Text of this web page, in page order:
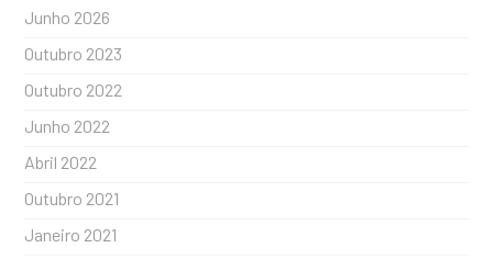
Junho 2026
Outubro 2023
Outubro 2022
Junho 2022
Abril 2022
Outubro 2021
Janeiro 2021